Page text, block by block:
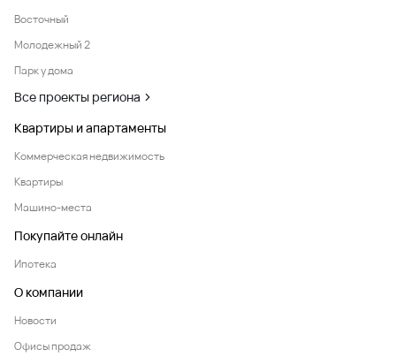
Восточный
Молодежный 2
Парк у дома
Все проекты региона
Квартиры и апартаменты
Коммерческая недвижимость
Квартиры
Машино-места
Покупайте онлайн
Ипотека
О компании
Новости
Офисы продаж